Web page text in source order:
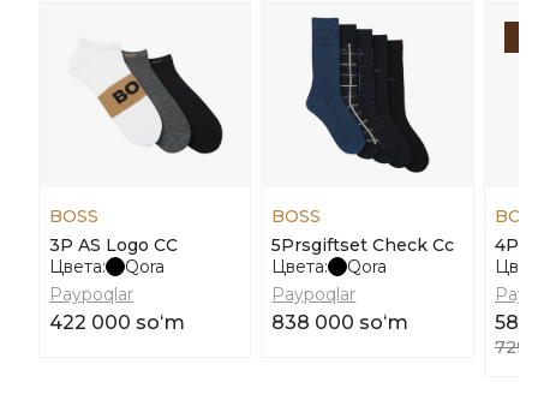
BOSS
3P AS Logo CC
Цвета:
Qora
Paypoqlar
422 000 soʻm
BOSS
5Prsgiftset Check Cc
Цвета:
Qora
Paypoqlar
838 000 soʻm 583
729